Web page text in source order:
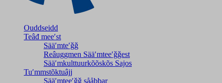
Ouddseidd
Teâđ meeʹst
Sääʹmteʹǧǧ
Reâuggmen Sääʹmteeʹǧǧest
Sääʹmkulttuurkõõskõs Sajos
Tuʹmmstõktuâjj
Sääʹmteeʹǧǧ sååbbar